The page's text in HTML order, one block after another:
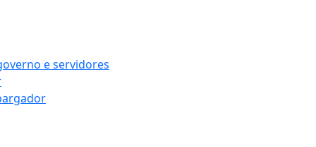
e servidores